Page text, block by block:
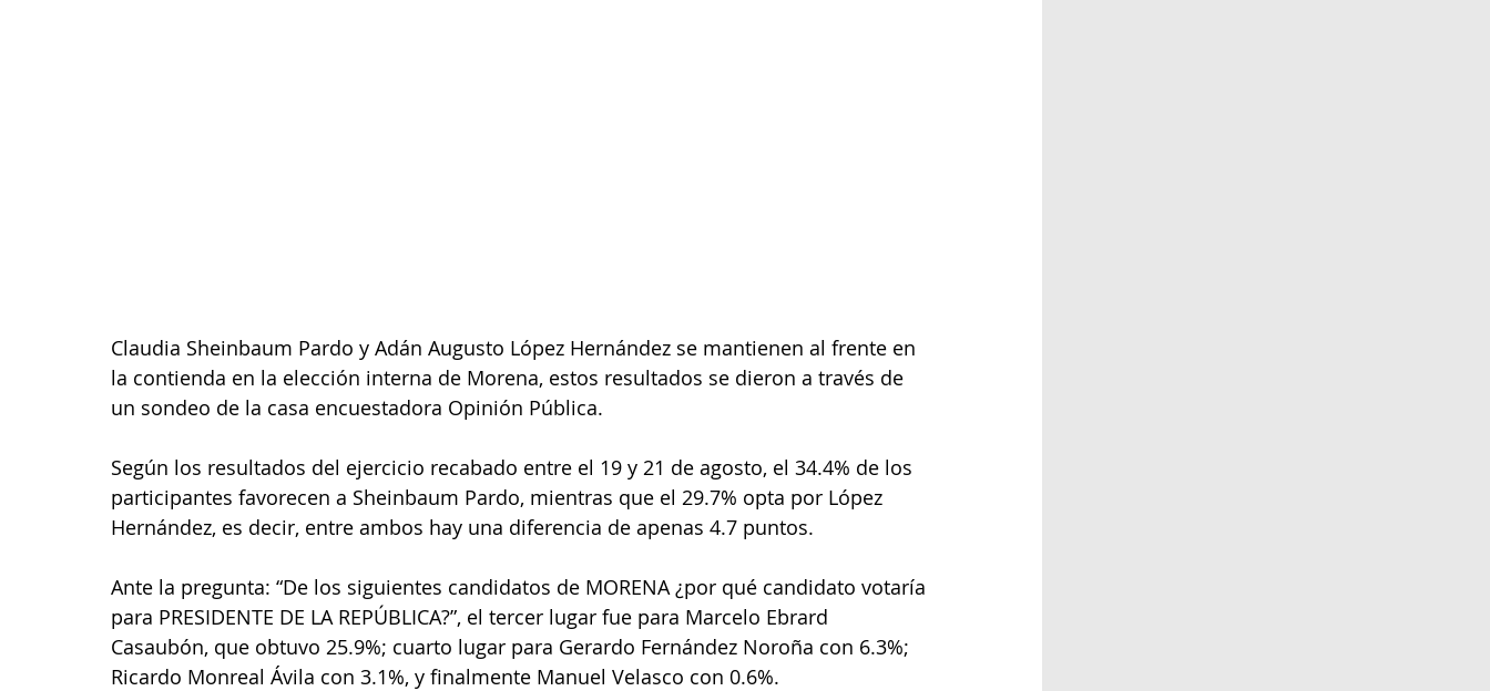
Claudia Sheinbaum Pardo y Adán Augusto López Hernández se mantienen al frente en
la contienda en la elección interna de Morena, estos resultados se dieron a través de
un sondeo de la casa encuestadora Opinión Pública.
Según los resultados del ejercicio recabado entre el 19 y 21 de agosto, el 34.4% de los
participantes favorecen a Sheinbaum Pardo, mientras que el 29.7% opta por López
Hernández, es decir, entre ambos hay una diferencia de apenas 4.7 puntos.
Ante la pregunta: “De los siguientes candidatos de MORENA ¿por qué candidato votaría
para PRESIDENTE DE LA REPÚBLICA?”, el tercer lugar fue para Marcelo Ebrard
Casaubón, que obtuvo 25.9%; cuarto lugar para Gerardo Fernández Noroña con 6.3%;
Ricardo Monreal Ávila con 3.1%, y finalmente Manuel Velasco con 0.6%.